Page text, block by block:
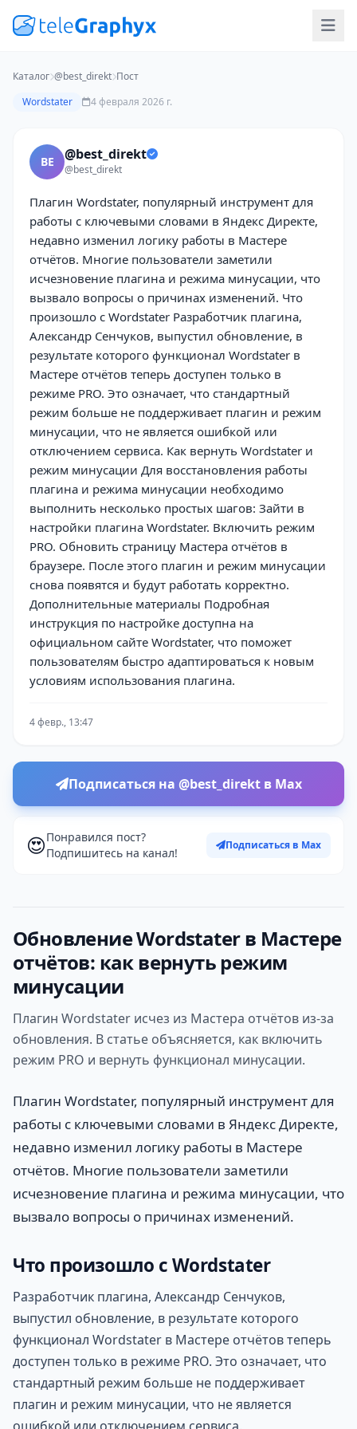
Каталог @best_direkt Пост
Wordstater
4 февраля 2026 г.
BE @best_direkt
@best_direkt
Плагин Wordstater, популярный инструмент для
работы с ключевыми словами в Яндекс Директе,
недавно изменил логику работы в Мастере
отчётов. Многие пользователи заметили
исчезновение плагина и режима минусации, что
вызвало вопросы о причинах изменений. Что
произошло с Wordstater Разработчик плагина,
Александр Сенчуков, выпустил обновление, в
результате которого функционал Wordstater в
Мастере отчётов теперь доступен только в
режиме PRO. Это означает, что стандартный
режим больше не поддерживает плагин и режим
минусации, что не является ошибкой или
отключением сервиса. Как вернуть Wordstater и
режим минусации Для восстановления работы
плагина и режима минусации необходимо
выполнить несколько простых шагов: Зайти в
настройки плагина Wordstater. Включить режим
PRO. Обновить страницу Мастера отчётов в
браузере. После этого плагин и режим минусации
снова появятся и будут работать корректно.
Дополнительные материалы Подробная
инструкция по настройке доступна на
официальном сайте Wordstater, что поможет
пользователям быстро адаптироваться к новым
условиям использования плагина.
4 февр., 13:47
Подписаться на @best_direkt в Max
😍Понравился пост?
Подпишитесь на канал!
Подписаться в Max
Обновление Wordstater в Мастере
отчётов: как вернуть режим
минусации
Плагин Wordstater исчез из Мастера отчётов из-за
обновления. В статье объясняется, как включить
режим PRO и вернуть функционал минусации.
Плагин Wordstater, популярный инструмент для
работы с ключевыми словами в Яндекс Директе,
недавно изменил логику работы в Мастере
отчётов. Многие пользователи заметили
исчезновение плагина и режима минусации, что
вызвало вопросы о причинах изменений.
Что произошло с Wordstater
Разработчик плагина, Александр Сенчуков,
выпустил обновление, в результате которого
функционал Wordstater в Мастере отчётов теперь
доступен только в режиме PRO. Это означает, что
стандартный режим больше не поддерживает
плагин и режим минусации, что не является